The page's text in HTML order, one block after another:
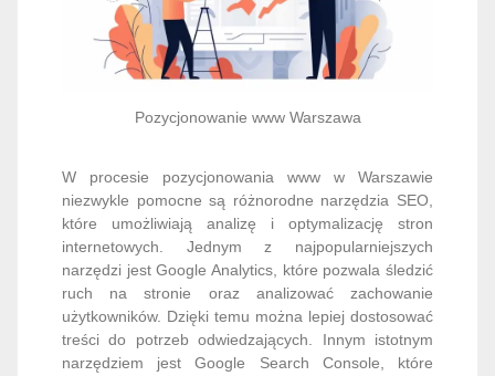
Pozycjonowanie www Warszawa
W procesie pozycjonowania www w Warszawie
niezwykle pomocne są różnorodne narzędzia SEO,
które umożliwiają analizę i optymalizację stron
internetowych. Jednym z najpopularniejszych
narzędzi jest Google Analytics, które pozwala śledzić
ruch na stronie oraz analizować zachowanie
użytkowników. Dzięki temu można lepiej dostosować
treści do potrzeb odwiedzających. Innym istotnym
narzędziem jest Google Search Console, które